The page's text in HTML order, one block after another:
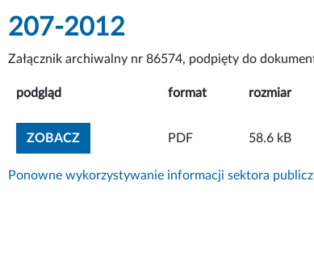
207-2012
Załącznik archiwalny nr 86574, podpięty do
podgląd format rozmiar
ZOBACZZOBACZ ZAŁĄCZNIK
PDF 58.6 kB
Ponowne wykorzystywanie informacji sektora